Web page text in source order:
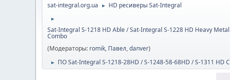
sat-integral.org.ua ► HD ресиверы Sat-Integral
►
Sat-Integral S-1218 HD Able / Sat-Integral S-1228 HD Heavy
Combo
(Модераторы: romik, Павел,danver)
► ПО Sat-Integral S-1218-28HD / S-1248-58-68HD / S-1311 HD